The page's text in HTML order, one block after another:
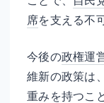
席を支える不
今後の政権運
維新の政策は
重みを持つこ